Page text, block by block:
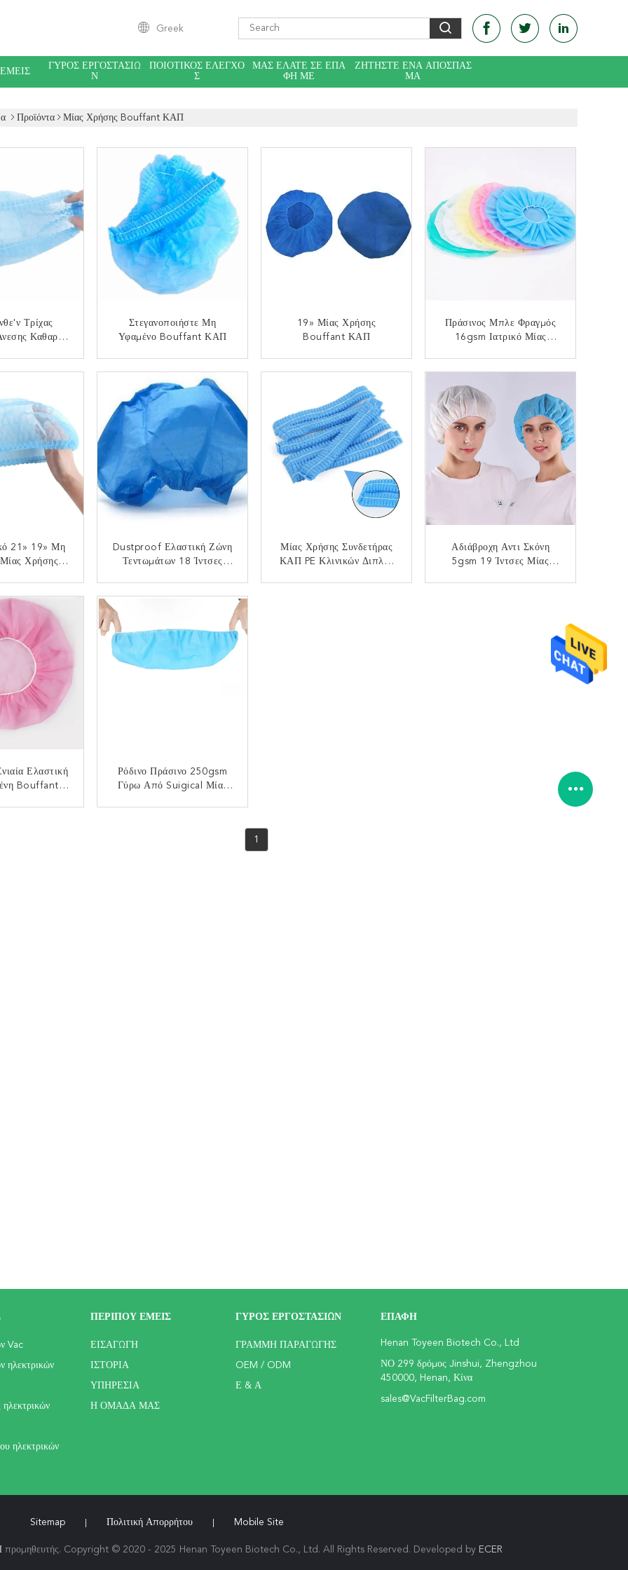
Greek
ΓΎΡΟΣ ΕΡΓΟΣΤΑΣΊΩ
Ν
ΠΟΙΟΤΙΚΌΣ ΈΛΕΓΧΟ
Σ
ΜΑΣ ΕΛΆΤΕ ΣΕ ΕΠΑ
ΦΉ ΜΕ
ΖΗΤΉΣΤΕ ΈΝΑ ΑΠΌΣΠΑΣ
ΜΑ
Προϊόντα Μίας Χρήσης Bouffant ΚΑΠ
Τρίχας
Καθαρό
Στεγανοποιήστε Μη
Υφαμένο Bouffant ΚΑΠ
ΕΠΙΚΟΙΝΩΝΉΣΤΕ
19» Μίας Χρήσης
Bouffant ΚΑΠ
ΕΠΙΚΟΙΝΩΝΉΣΤΕ
Πράσινος Μπλε Φραγμός
16gsm Ιατρικό Μίας
ΕΠΙΚΟΙΝΩΝΉΣΤΕ
21» 19» Μη
Χρήσης
Dustproof Ελαστική Ζώνη
Τεντωμάτων 18 Ίντσες
ΕΠΙΚΟΙΝΩΝΉΣΤΕ
Μίας Χρήσης Συνδετήρας
ΚΑΠ PE Κλινικών Διπλός
Αδιάβροχη Αντι Σκόνη
5gsm 19 Ίντσες Μίας
Ελαστική
Bouffant
Ρόδινο Πράσινο 250gsm
Γύρω Από Suigical Μίας
1
Vac
ηλεκτρικών
ηλεκτρικών
ηλεκτρικών
ΠΕΡΊΠΟΥ ΕΜΕΊΣ
ΕΙΣΑΓΩΓΉ
ΙΣΤΟΡΊΑ
ΥΠΗΡΕΣΊΑ
Η ΟΜΆΔΑ ΜΑΣ
ΓΎΡΟΣ ΕΡΓΟΣΤΑΣΊΩΝ
ΓΡΑΜΜΉ ΠΑΡΑΓΩΓΉΣ
OEM / ODM
Ε & Α
ΕΠΑΦΉ
Henan Toyeen Biotech Co., Ltd
ΝΟ 299 δρόμος Jinshui, Zhengzhou
450000, Henan, Κίνα
sales@VacFilterBag.com
Sitemap Πολιτική Απορρήτου Mobile Site
προμηθευτής. Copyright © 2020 - 2025 Henan Toyeen Biotech Co., Ltd. All Rights Reserved. Developed by ECER